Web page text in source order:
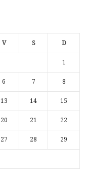
V S D
1
6 7 8
13 14 15
20 21 22
27 28 29